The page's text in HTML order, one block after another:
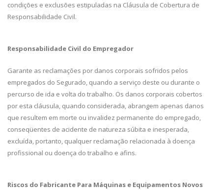
condições e exclusões estipuladas na Cláusula de Cobertura de
Responsabilidade Civil.
Responsabilidade Civil do Empregador
Garante as reclamações por danos corporais sofridos pelos
empregados do Segurado, quando a serviço deste ou durante o
percurso de ida e volta do trabalho. Os danos corporais cobertos
por esta cláusula, quando considerada, abrangem apenas danos
que resultem em morte ou invalidez permanente do empregado,
conseqüentes de acidente de natureza súbita e inesperada,
excluída, portanto, qualquer reclamação relacionada à doença
profissional ou doença do trabalho e afins.
Riscos do Fabricante Para Máquinas e Equipamentos Novos